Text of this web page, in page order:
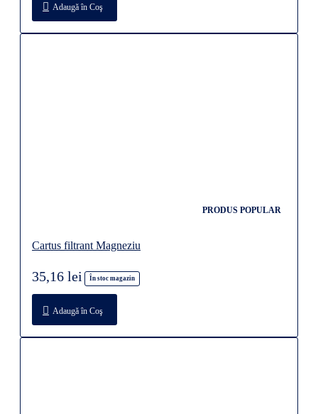
Adaugă în Coş
PRODUS POPULAR
Cartus filtrant Magneziu
În stoc magazin
35,16 lei
Adaugă în Coş